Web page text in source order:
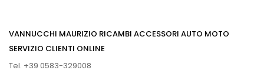
VANNUCCHI MAURIZIO RICAMBI ACCESSORI AUTO MOTO
SERVIZIO CLIENTI ONLINE
Tel. +39 0583-329008